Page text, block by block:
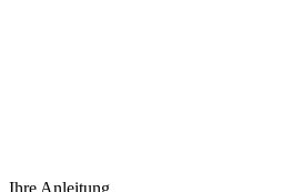
Ihre Anleitung